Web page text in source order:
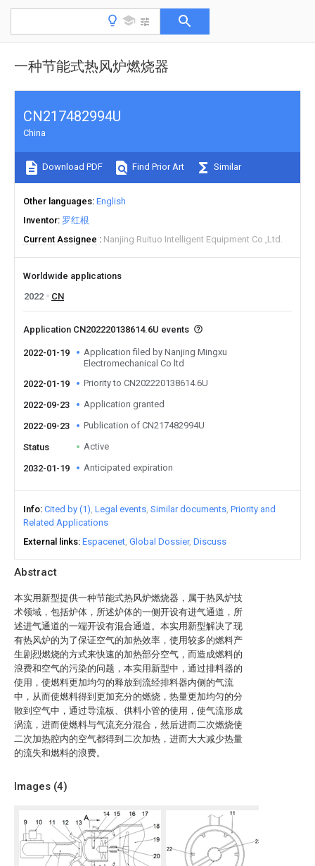
一种节能式热风炉燃烧器
Abstract
本实用新型提供一种节能式热风炉燃烧器，属于热风炉技
术领域，包括炉体，所述炉体的一侧开设有进气通道，所
述进气通道的一端开设有混合通道。本实用新型解决了现
有热风炉的为了保证空气的加热效率，使用较多的燃料产
生剧烈燃烧的方式来快速的加热部分空气，而造成燃料的
浪费和空气的污染的问题，本实用新型中，通过排料器的
使用，使燃料更加均匀的释放到流经排料器内侧的气流
中，从而使燃料得到更加充分的燃烧，热量更加均匀的分
散到空气中，通过导流板、供料小管的使用，使气流形成
涡流，进而使燃料与气流充分混合，然后进而二次燃烧使
二次加热腔内的空气都得到二次加热，进而大大减少热量
的流失和燃料的浪费。
Images (4)
CN217482994U
China
Download PDF Find Prior Art Similar
Other languages English
Inventor 罗红根
Current Assignee
Nanjing Ruituo Intelligent Equipment Co.,Ltd.
Worldwide applications
2022
CN
Application CN202220138614.6U events
2022-01-19
Application filed by Nanjing Mingxu
Electromechanical Co ltd
2022-01-19
Priority to CN202220138614.6U
2022-09-23 Application granted
2022-09-23 Publication of CN217482994U
Status Active
2032-01-19 Anticipated expiration
Info Cited by (1) Legal events Similar documents Priority and
Related Applications
External links Espacenet Global Dossier Discuss